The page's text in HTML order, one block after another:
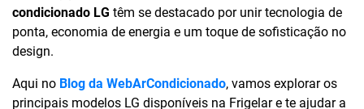
condicionado LG têm se destacado por unir tecnologia de
ponta, economia de energia e um toque de sofisticação no
design.
Aqui no Blog da WebArCondicionado, vamos explorar os
principais modelos LG disponíveis na Frigelar e te ajudar a